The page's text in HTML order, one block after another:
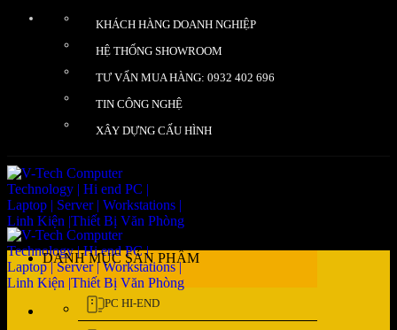
KHÁCH HÀNG DOANH NGHIỆP
HỆ THỐNG SHOWROOM
TƯ VẤN MUA HÀNG: 0932 402 696
TIN CÔNG NGHỆ
XÂY DỰNG CẤU HÌNH
DANH MỤC SẢN PHẨM
PC HI-END